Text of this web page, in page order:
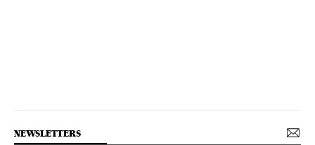
NEWSLETTERS